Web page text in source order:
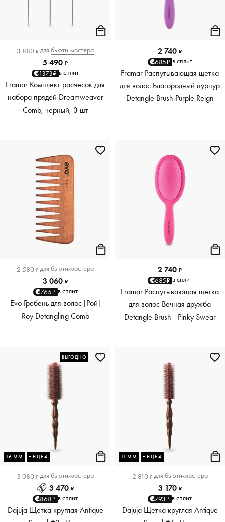
3 880 ₽ для бьюти-мастера
5 490 ₽
1373₽ в сплит
Framar Комплект расчесок для
набора прядей Dreamweaver
Comb, черный, 3 шт
2 740 ₽
685₽ в сплит
Framar Распутывающая щетка
для волос Благородный пурпур
Detangle Brush Purple Reign
2 580 ₽ для бьюти-мастера
3 060 ₽
765₽ в сплит
Evo Гребень для волос [Рой]
Roy Detangling Comb
2 740 ₽
685₽ в сплит
Framar Распутывающая щетка
для волос Вечная дружба
Detangle Brush - Pinky Swear
16 ММ + ЕЩЕ 4
ВЫГОДНО
3 080 ₽ для бьюти-мастера
3 470 ₽
868₽ в сплит
Dajuja Щетка круглая Antique
11 ММ + ЕЩЕ 4
2 810 ₽ для бьюти-мастера
3 170 ₽
793₽ в сплит
Dajuja Щетка круглая Antique